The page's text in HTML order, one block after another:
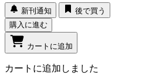
新刊通知
後で買う
購入に進む
カートに追加
カートに追加しました